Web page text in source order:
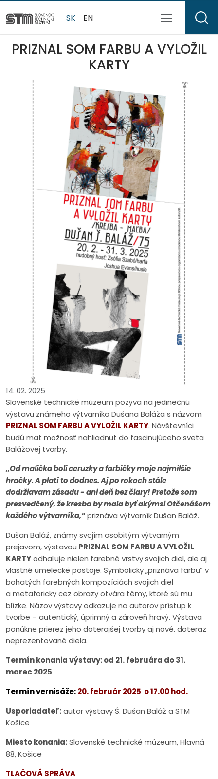
SK EN
PRIZNAL SOM FARBU A VYLOŽIL
KARTY
14. 02. 2025
Slovenské technické múzeum pozýva na jedinečnú
výstavu známeho výtvarníka Dušana Baláža s názvom
PRIZNAL SOM FARBU A VYLOŽIL KARTY. Návštevníci
budú mať možnosť nahliadnuť do fascinujúceho sveta
Balážovej tvorby.
,,Od malička boli ceruzky a farbičky moje najmilšie
hračky. A platí to dodnes. Aj po rokoch stále
dodržiavam zásadu - ani deň bez čiary! Pretože som
presvedčený, že kresba by mala byť akýmsi Otčenášom
každého výtvarníka,“priznáva výtvarník Dušan Baláž.
Dušan Baláž, známy svojím osobitým výtvarným
prejavom, výstavou PRIZNAL SOM FARBU A VYLOŽIL
KARTYodhaľuje nielen farebné vrstvy svojich diel, ale aj
vlastné umelecké postoje. Symbolicky „priznáva farbu“ v
bohatých farebných kompozíciách svojich diel
a metaforicky cez obrazy otvára témy, ktoré sú mu
blízke. Názov výstavy odkazuje na autorov prístup k
tvorbe – autentický, úprimný a zároveň hravý. Výstava
ponúkne prierez jeho doterajšej tvorby aj nové, doteraz
neprezentované diela.
Termín konania výstavy: od 21. februára do 31.
marec 2025
Termín vernisáže:20. február 2025 o 17.00 hod.
Usporiadateľ:autor výstavy Š. Dušan Baláž a STM
Košice
Miesto konania:Slovenské technické múzeum, Hlavná
88, Košice
TLAČOVÁ SPRÁVA